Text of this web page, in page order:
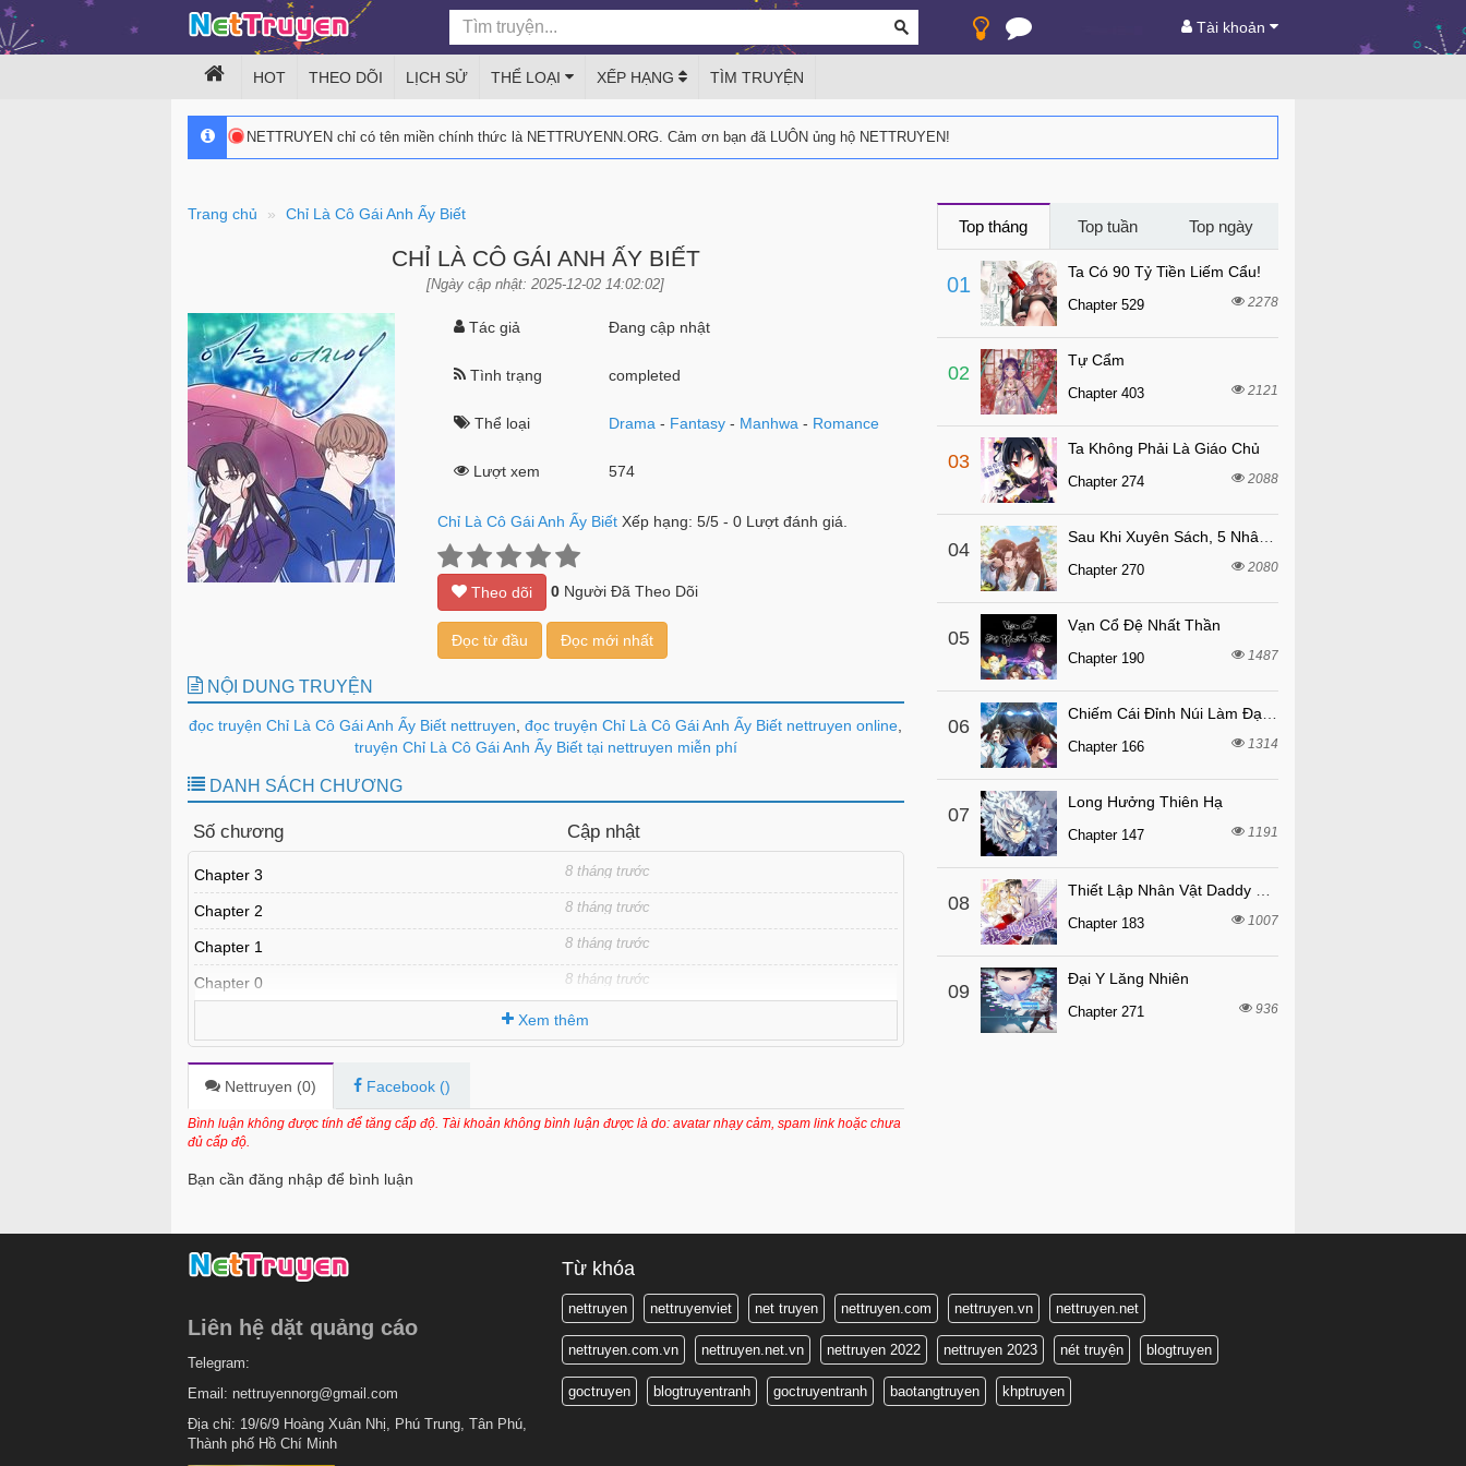
Tài khoản
HOT THEO DÕI LỊCH SỬ THỂ LOẠI XẾP HẠNG TÌM TRUYỆN
NETTRUYEN chỉ có tên miền chính thức là NETTRUYENN.ORG. Cảm ơn bạn đã LUÔN ủng hộ NETTRUYEN!
Trang chủ Chỉ Là Cô Gái Anh Ấy Biết
CHỈ LÀ CÔ GÁI ANH ẤY BIẾT
[Ngày cập nhật: 2025-12-02 14:02:02]
Tác giả Đang cập nhật
Tình trạng completed
Thể loại Drama - Fantasy - Manhwa - Romance
Lượt xem 574
Chỉ Là Cô Gái Anh Ấy Biết Xếp hạng: 5/5- 0Lượt đánh giá.
Theo dõi 0Người Đã Theo Dõi
Đọc từ đầu Đọc mới nhất
NỘI DUNG TRUYỆN
đọc truyện Chỉ Là Cô Gái Anh Ấy Biết nettruyen đọc truyện Chỉ Là Cô Gái Anh Ấy Biết nettruyen online
truyện Chỉ Là Cô Gái Anh Ấy Biết tại nettruyen miễn phí
DANH SÁCH CHƯƠNG
Số chương Cập nhật
Chapter 3 8 tháng trước
Chapter 2 8 tháng trước
Chapter 1 8 tháng trước
Chapter 0 8 tháng trước
Xem thêm
Nettruyen (0) Facebook ()
Bình luận không được tính để tăng cấp độ. Tài khoản không bình luận được là do: avatar nhạy cảm, spam link hoặc chưa
đủ cấp độ.
Bạn cần đăng nhập để bình luận
Top tháng Top tuần Top ngày
01
Ta Có 90 Tỷ Tiền Liếm Cẩu!
Chapter 529 2278
02
Tự Cẩm
Chapter 403 2121
03
Ta Không Phải Là Giáo Chủ
Chapter 274 2088
04
Chapter 270 2080
05
Vạn Cổ Đệ Nhất Thần
Chapter 190 1487
06
Chapter 166 1314
07
Long Hưởng Thiên Hạ
Chapter 147 1191
08
Chapter 183 1007
09
Đại Y Lăng Nhiên
Chapter 271 936
Liên hệ dặt quảng cáo
Telegram:
Email: nettruyennorg@gmail.com
Địa chỉ: 19/6/9 Hoàng Xuân Nhị, Phú Trung, Tân Phú,
Thành phố Hồ Chí Minh
Từ khóa
nettruyen nettruyenviet net truyen nettruyen.com nettruyen.vn nettruyen.net
nettruyen.com.vn nettruyen.net.vn nettruyen 2022 nettruyen 2023 nét truyện blogtruyen
goctruyen blogtruyentranh goctruyentranh baotangtruyen khptruyen